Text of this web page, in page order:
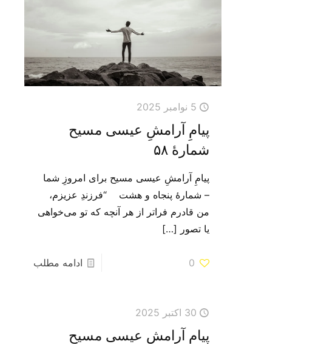
5 نوامبر 2025
پیامِ آرامشِ عیسی مسیح
شمارهٔ ۵۸
پیامِ آرامشِ عیسی مسیح برای امروزِ شما
– شمارهٔ پنجاه و هشت “فرزندِ عزیزم،
من قادرم فراتر از هر آنچه که تو می‌خواهی
یا تصور […]
0 ادامه مطلب
30 اکتبر 2025
پیامِ آرامشِ عیسی مسیح